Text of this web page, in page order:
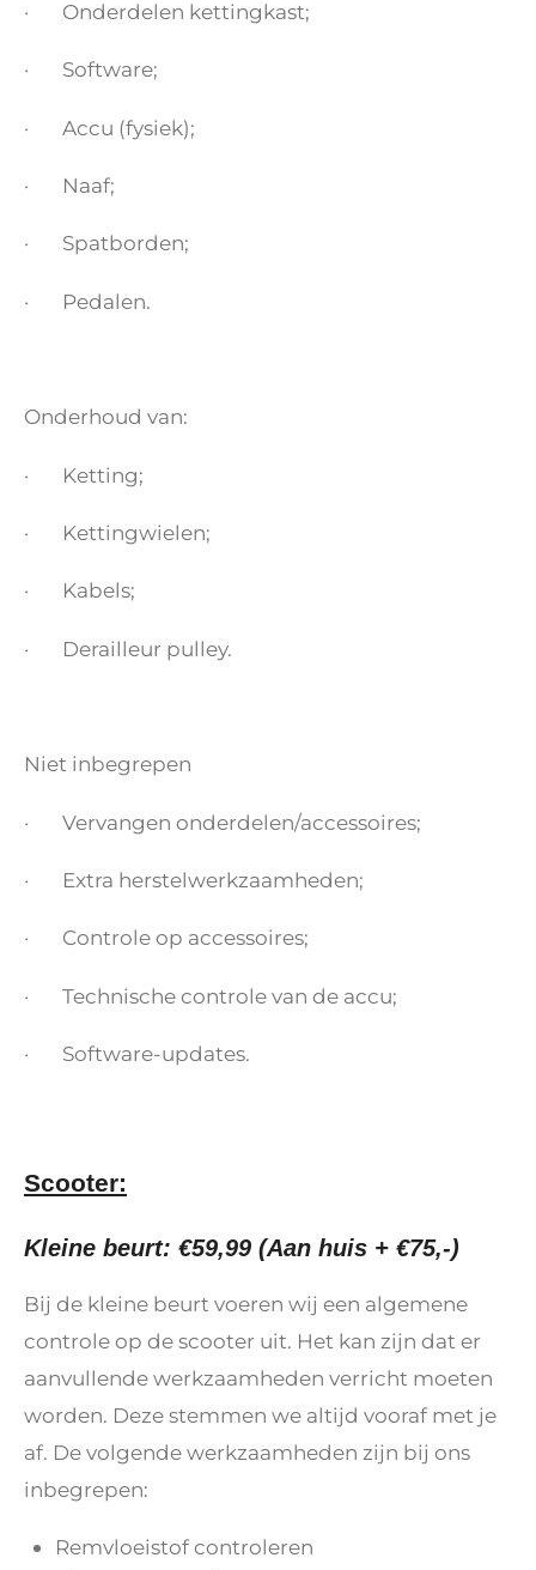
· Onderdelen kettingkast;
· Software;
· Accu (fysiek);
· Naaf;
· Spatborden;
· Pedalen.
Onderhoud van:
· Ketting;
· Kettingwielen;
· Kabels;
· Derailleur pulley.
Niet inbegrepen
· Vervangen onderdelen/accessoires;
· Extra herstelwerkzaamheden;
· Controle op accessoires;
· Technische controle van de accu;
· Software-updates.
Scooter:
Kleine beurt: €59,99 (Aan huis + €75,-)
Bij de kleine beurt voeren wij een algemene
controle op de scooter uit. Het kan zijn dat er
aanvullende werkzaamheden verricht moeten
worden. Deze stemmen we altijd vooraf met je
af. De volgende werkzaamheden zijn bij ons
inbegrepen:
Remvloeistof controleren